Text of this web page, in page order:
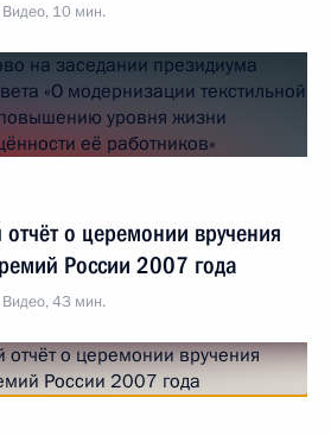
Видео, 10 мин.
о церемонии вручения
России 2007 года
Видео, 43 мин.